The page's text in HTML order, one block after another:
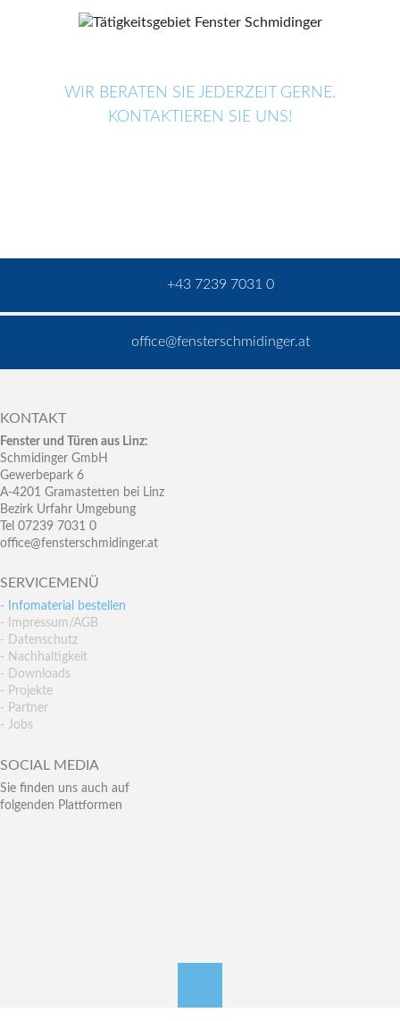
WIR BERATEN SIE JEDERZEIT GERNE.
KONTAKTIEREN SIE UNS!
+43 7239 7031 0
office@fensterschmidinger.at
KONTAKT
Fenster und Türen aus Linz:
Schmidinger GmbH
Gewerbepark 6
A-4201 Gramastetten bei Linz
Bezirk Urfahr Umgebung
Tel 07239 7031 0
office@fensterschmidinger.at
SERVICEMENÜ
- Infomaterial bestellen
- Impressum/AGB
- Datenschutz
- Nachhaltigkeit
- Downloads
- Projekte
- Partner
- Jobs
SOCIAL MEDIA
Sie finden uns auch auf
folgenden Plattformen